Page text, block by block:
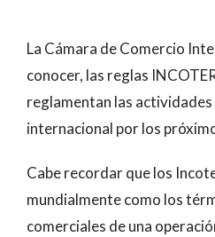
La Cámara de Comercio
conocer, las reglas
reglamentan las
internacional por los
Cabe recordar que los
mundialmente como los
comerciales de una